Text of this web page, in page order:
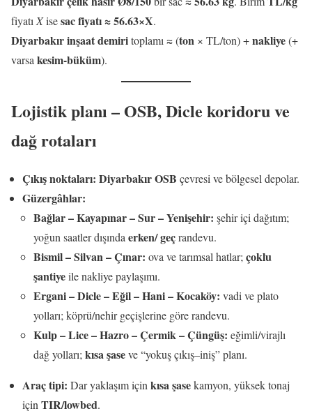
fiyatı Xisesac fiyatı ≈ 56.63×X.
Diyarbakır inşaat demiritoplamı ≈ (ton × TL/ton) +nakliye(+
varsa kesim-büküm).
Lojistik planı – OSB, Dicle koridoru ve
dağ rotaları
Çıkış noktaları: Diyarbakır OSB çevresi ve bölgesel depolar.
Güzergâhlar:
Bağlar – Kayapınar – Sur – Yenişehir: şehir içi dağıtım;
yoğun saatler dışında erken/ geçrandevu.
Bismil – Silvan – Çınar: ova ve tarımsal hatlar; çoklu
şantiyeile nakliye paylaşımı.
Ergani – Dicle – Eğil – Hani – Kocaköy: vadi ve plato
yolları; köprü/nehir geçişlerine göre randevu.
Kulp – Lice – Hazro – Çermik – Çüngüş: eğimli/virajlı
dağ yolları; kısa şaseve “yokuş çıkış–iniş” planı.
Araç tipi: Dar yaklaşım için kısa şasekamyon, yüksek tonaj
için TIR/lowbed.